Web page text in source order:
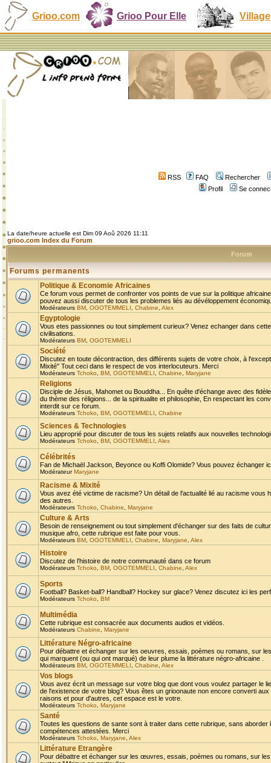
Grioo.com Grioo Pour Elle Village
RSS FAQ
Rechercher
Profil
Se
La date/heure actuelle est Dim 09 Aoû 2026 11:11
grioo.com Index du Forum
Forum
Forums permanents
Politique & Economie Africaines
Ce forum vous permet de confronter vos points de vue sur la politique
pouvez aussi discuter de tous les problemes liés au dévéloppement
Modérateurs BM OGOTEMMELI Chabine Alex
Egyptologie
Vous etes passionnes ou tout simplement curieux? Venez echanger dans
civilisations.
Modérateurs BM OGOTEMMELI
Société
Discutez en toute décontraction, des différents sujets de votre choix, à
Mixité" Tout ceci dans le respect de vos interlocuteurs. Merci
Modérateurs Tchoko BM OGOTEMMELI Chabine Maryjane
Religions
Disciple de Jésus, Mahomet ou Bouddha... En quête d'échange avec des
du thème des réligions... de la spiritualite et philosophie, En respectant les
interdit sur ce forum.
Modérateurs Tchoko BM OGOTEMMELI Chabine
Sciences & Technologies
Lieu approprié pour discuter de tous les sujets relatifs aux nouvelles
Modérateurs Tchoko BM OGOTEMMELI Alex
Célébrités
Fan de Michaël Jackson, Beyonce ou Koffi Olomide? Vous pouvez échanger
ModérateurMaryjane
Racisme & Mixité
Vous avez été victime de racisme? Un détail de l'actualité lié au racisme
des autres.
Modérateurs Tchoko Chabine Maryjane
Culture & Arts
Besoin de renseignement ou tout simplement d'échanger sur des faits de
musique afro, cette rubrique est faite pour vous.
Modérateurs BM OGOTEMMELI Chabine Maryjane Alex
Histoire
Discutez de l'histoire de notre communauté dans ce forum
Modérateurs Tchoko BM OGOTEMMELI Chabine Alex
Sports
Football? Basket-ball? Handball? Hockey sur glace? Venez discutez ici les
Modérateurs Tchoko BM
Multimédia
Cette rubrique est consacrée aux documents audios et vidéos.
Modérateurs Chabine Maryjane
Littérature Négro-africaine
Pour débattre et échanger sur les oeuvres, essais, poèmes ou romans, sur
qui marquent (ou qui ont marqué) de leur plume la littérature négro-africaine .
Modérateurs BM OGOTEMMELI Chabine Alex
Vos blogs
Vous avez écrit un message sur votre blog que dont vous voulez partager le
de l'existence de votre blog? Vous êtes un grioonaute non encore converti
raisons et pour d'autres, cet espace est le votre.
Modérateurs Tchoko Maryjane
Santé
Toutes les questions de sante sont à traiter dans cette rubrique, sans
compétences attestées. Merci
Modérateurs Tchoko Maryjane Alex
Littérature Etrangère
Pour débattre et échanger sur les œuvres, essais, poèmes ou romans, sur